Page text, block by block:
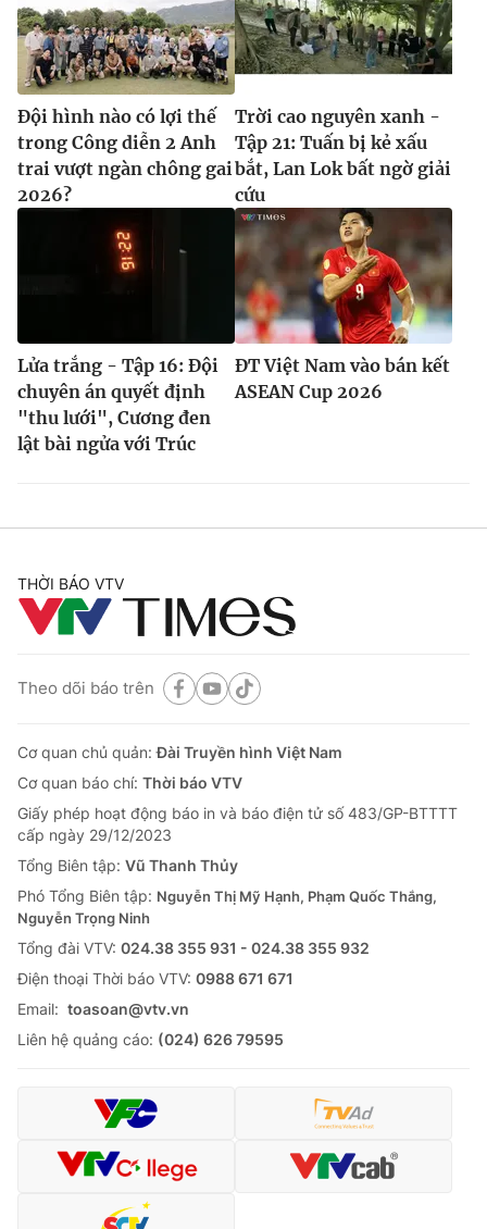
Đội hình nào có lợi thế
trong Công diễn 2 Anh
trai vượt ngàn chông gai
2026?
Trời cao nguyên xanh -
Tập 21: Tuấn bị kẻ xấu
bắt, Lan Lok bất ngờ giải
cứu
Lửa trắng - Tập 16: Đội
chuyên án quyết định
"thu lưới", Cương đen
lật bài ngửa với Trúc
ĐT Việt Nam vào bán kết
ASEAN Cup 2026
THỜI BÁO VTV
Theo dõi báo trên
Cơ quan chủ quản:Đài Truyền hình Việt Nam
Cơ quan báo chí: Thời báo VTV
Giấy phép hoạt động báo in và báo điện tử số 483/GP-BTTTT
cấp ngày 29/12/2023
Tổng Biên tập: Vũ Thanh Thủy
Phó Tổng Biên tập: Nguyễn Thị Mỹ Hạnh, Phạm Quốc Thắng,
Nguyễn Trọng Ninh
Tổng đài VTV: 024.38 355 931 - 024.38 355 932
Ðiện thoại Thời báo VTV: 0988 671 671
Email: toasoan@vtv.vn
Liên hệ quảng cáo: (024) 626 79595